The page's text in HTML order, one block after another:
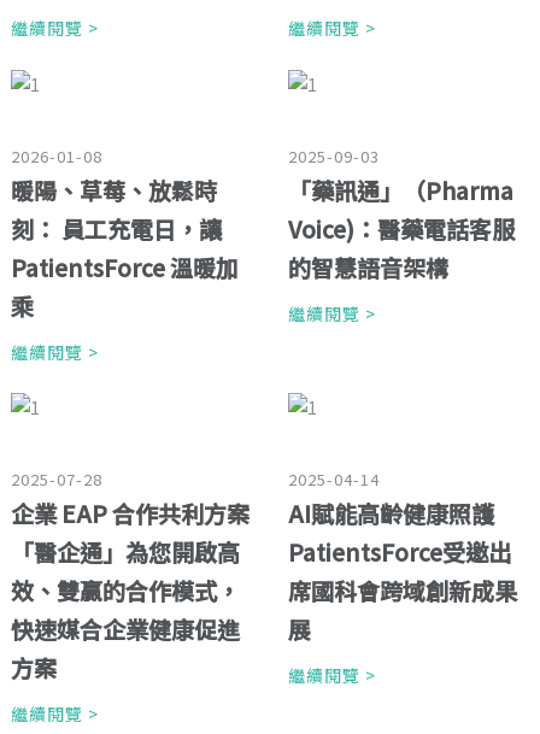
繼續閱覽 > 繼續閱覽 >
2026-01-08
暖陽、草莓、放鬆時
刻： 員工充電日，讓
PatientsForce 溫暖加
乘
繼續閱覽 >
2025-09-03
「藥訊通」（Pharma
Voice)：醫藥電話客服
的智慧語音架構
繼續閱覽 >
2025-07-28
企業 EAP 合作共利方案
「醫企通」為您開啟高
效、雙贏的合作模式，
快速媒合企業健康促進
方案
繼續閱覽 >
2025-04-14
AI賦能高齡健康照護
PatientsForce受邀出
席國科會跨域創新成果
展
繼續閱覽 >